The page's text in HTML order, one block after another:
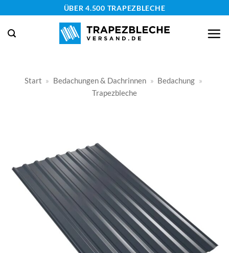
springen
ÜBER 4.500 TRAPEZBLECHE
Start » Bedachungen & Dachrinnen » Bedachung »
Trapezbleche